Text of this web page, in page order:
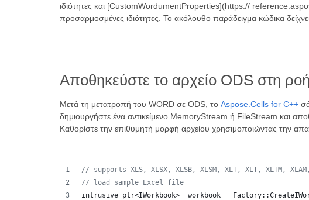
ιδιότητες και [CustomWordumentProperties](https://
προσαρμοσμένες ιδιότητες. Το ακόλουθο παράδειγμα κώδικα
Αποθηκεύστε το αρχείο ODS στη
Μετά τη μετατροπή του WORD σε ODS, το Aspose.Cells for C++
δημιουργήστε ένα αντικείμενο MemoryStream ή FileStream και
Καθορίστε την επιθυμητή μορφή αρχείου χρησιμοποιώντας την
// supports XLS, XLSX, XLSB, XLSM, XLT, XLT, XLTM,
// load sample Excel file
intrusive_ptr<IWorkbook>  workbook =